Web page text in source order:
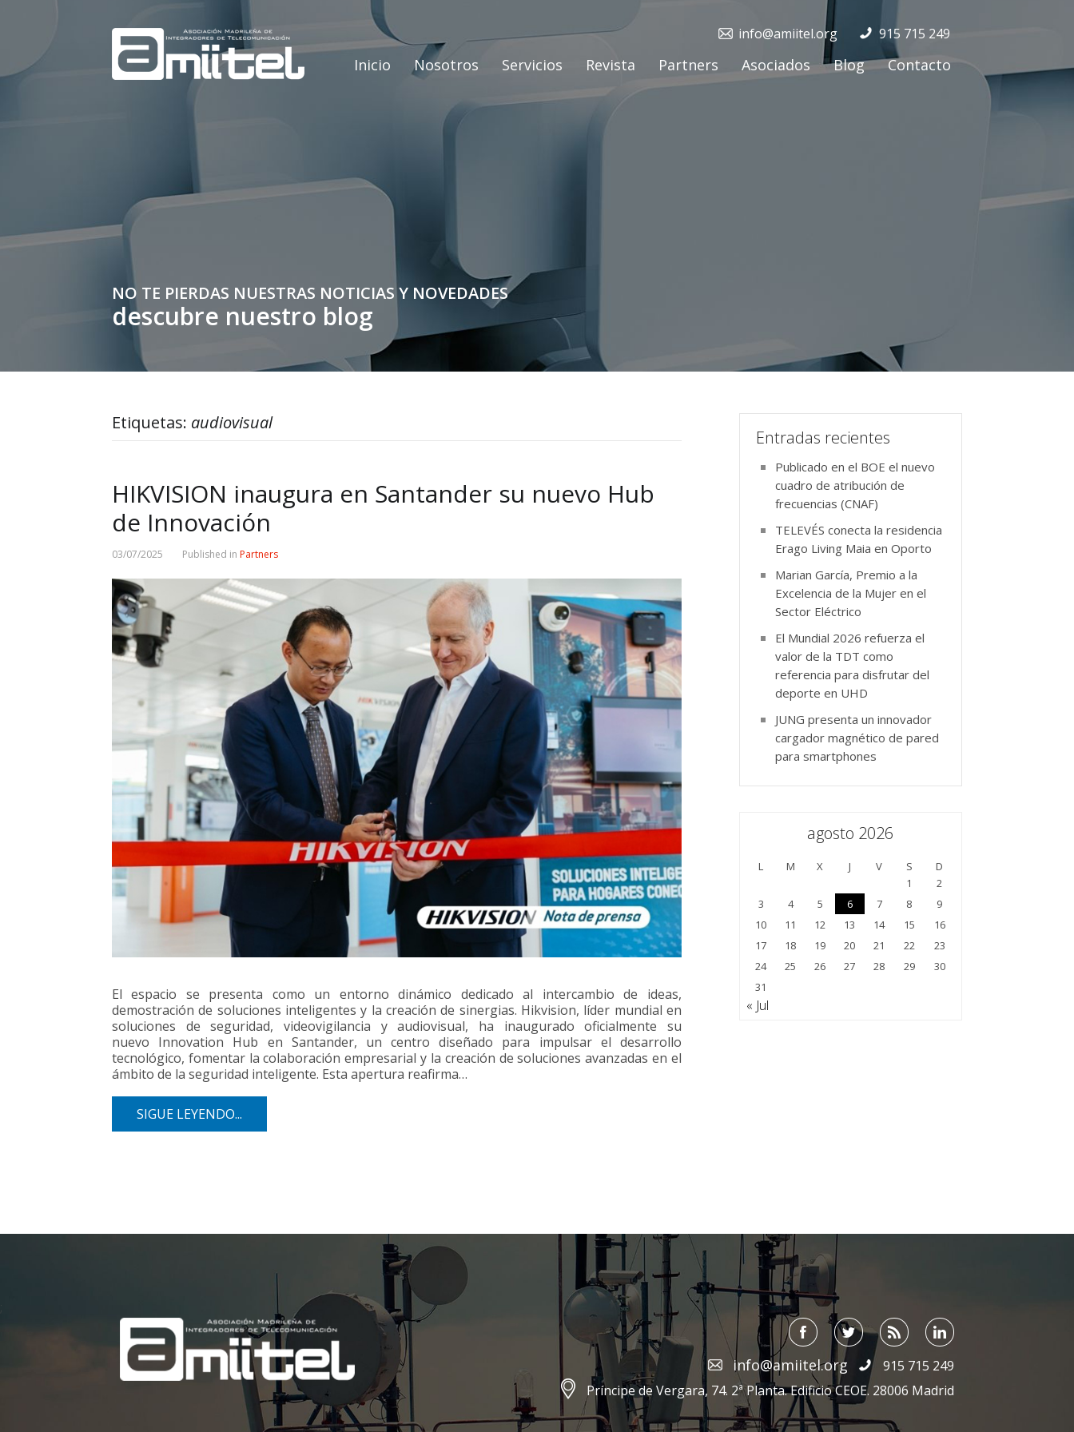
915 715 249
info@amiitel.org
Inicio Nosotros Servicios Revista Partners Asociados Blog Contacto
NO TE PIERDAS NUESTRAS NOTICIAS Y NOVEDADES
descubre nuestro blog
Etiquetas: audiovisual
HIKVISION inaugura en Santander su nuevo Hub
de Innovación
03/07/2025 Published in Partners
El espacio se presenta como un entorno dinámico dedicado al intercambio de ideas,
demostración de soluciones inteligentes y la creación de sinergias. Hikvision, líder mundial en
soluciones de seguridad, videovigilancia y audiovisual, ha inaugurado oficialmente su
nuevo Innovation Hub en Santander, un centro diseñado para impulsar el desarrollo
tecnológico, fomentar la colaboración empresarial y la creación de soluciones avanzadas en el
ámbito de la seguridad inteligente. Esta apertura reafirma…
SIGUE LEYENDO...
Entradas recientes
Publicado en el BOE el nuevo
cuadro de atribución de
frecuencias (CNAF)
TELEVÉS conecta la residencia
Erago Living Maia en Oporto
Marian García, Premio a la
Excelencia de la Mujer en el
Sector Eléctrico
El Mundial 2026 refuerza el
valor de la TDT como
referencia para disfrutar del
deporte en UHD
JUNG presenta un innovador
cargador magnético de pared
para smartphones
agosto 2026
L M X J V S
D
1
2
3
4 5 6 7 8
9
10
11 12 13 14 15
16
17
18 19 20 21 22
23
24
25 26 27 28 29
30
31
« Jul
;
info@amiitel.org
915 715 249
Príncipe de Vergara, 74. 2ª Planta. Edificio CEOE. 28006 Madrid